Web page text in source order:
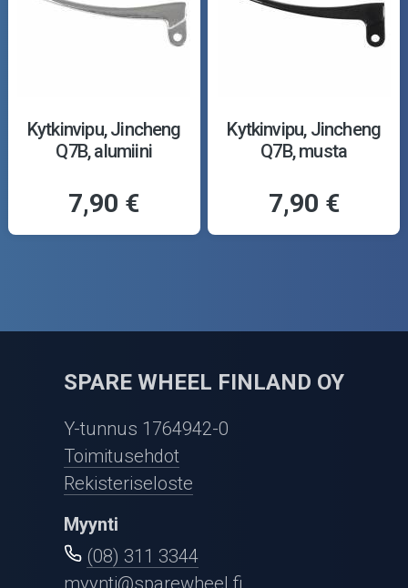
Kytkinvipu, Jincheng
Q7B, alumiini
7,90 €
Kytkinvipu, Jincheng
Q7B, musta
7,90 €
SPARE WHEEL FINLAND OY
Y-tunnus 1764942-0
Toimitusehdot
Rekisteriseloste
Myynti
(08) 311 3344
myynti@sparewheel.fi